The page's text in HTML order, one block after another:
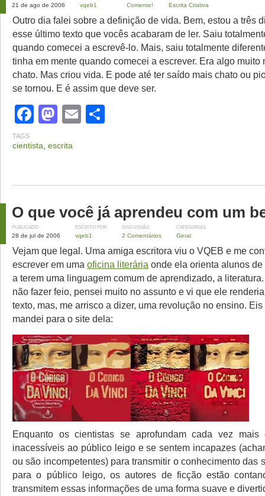
21 de ago de 2006 vqeb1 Comente! Escrita Criativa
Outro dia falei sobre a definição de vida. Bem, estou a três
esse último texto que vocês acabaram de ler. Saiu
quando comecei a escrevê-lo. Mais, saiu totalmente
tinha em mente quando comecei a escrever. Era algo muito
chato. Mas criou vida. E pode até ter saído mais chato ou
se tornou. E é assim que deve ser.
Facebook
Mastodon
Email
TAGS
cientista, escrita
O que você já aprendeu com um
PUBLICADO
28 de jul de 2006
ESCRITO POR
vqeb1
DISCUSSÃO
2 Comentários
CATEGORIAS
Geral
Vejam que legal. Uma amiga escritora viu o VQEB e me
escrever em uma oficina literária onde ela orienta alunos
a terem uma linguagem comum de aprendizado, a
não fazer feio, pensei muito no assunto e vi que ele
texto, mas, me arrisco a dizer, uma revolução no ensino.
mandei para o site dela:
Enquanto os cientistas se aprofundam cada vez mais
inacessíveis ao público leigo e se sentem incapazes
ou são incompetentes) para transmitir o conhecimento das
para o público leigo, os autores de ficção estão
transmitem essas informações de uma forma suave e